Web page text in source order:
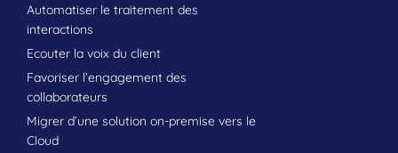
Automatiser le traitement des
interactions
Ecouter la voix du client
Favoriser l’engagement des
collaborateurs
Migrer d’une solution on-premise vers le
Cloud